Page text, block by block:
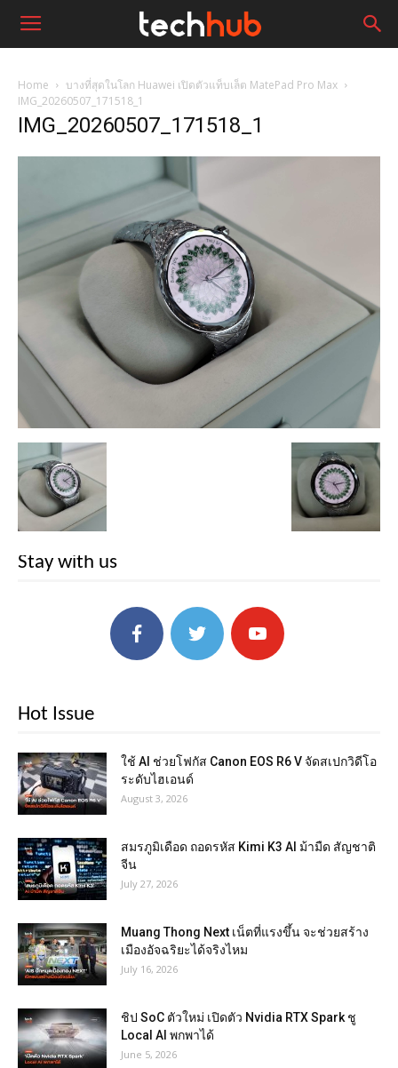
Home
บางที่สุดในโลก Huawei เปิดตัวแท็บเล็ต MatePad Pro Max
IMG_20260507_171518_1
IMG_20260507_171518_1
Stay with us
Hot Issue
ใช้ AI ช่วยโฟกัส Canon EOS R6 V จัดสเปกวิดีโอ
ระดับไฮเอนด์
August 3, 2026
สมรภูมิเดือด ถอดรหัส Kimi K3 AI ม้ามืด สัญชาติ
จีน
July 27, 2026
Muang Thong Next เน็ตที่แรงขึ้น จะช่วยสร้าง
เมืองอัจฉริยะได้จริงไหม
July 16, 2026
ชิป SoC ตัวใหม่ เปิดตัว Nvidia RTX Spark ชู
Local AI พกพาได้
June 5, 2026